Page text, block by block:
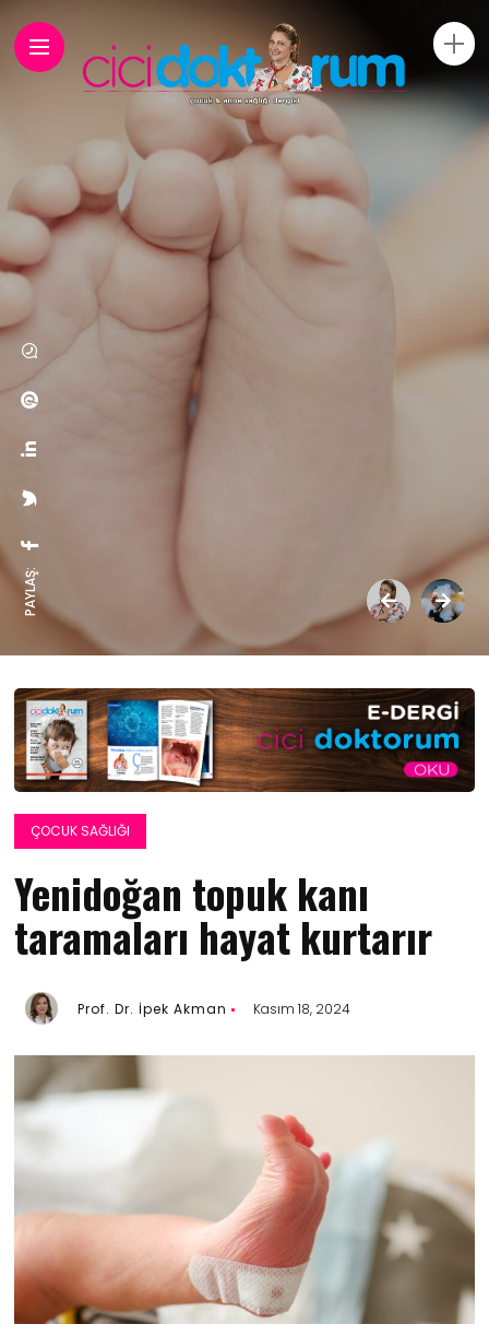
PAYLAŞ:
ÇOCUK SAĞLIĞI
Yenidoğan topuk kanı
taramaları hayat kurtarır
Prof. Dr. İpek Akman Kasım 18, 2024